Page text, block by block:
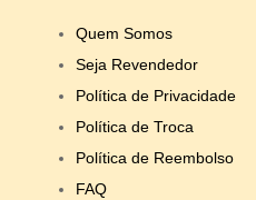
Quem Somos
Seja Revendedor
Política de Privacidade
Política de Troca
Política de Reembolso
FAQ